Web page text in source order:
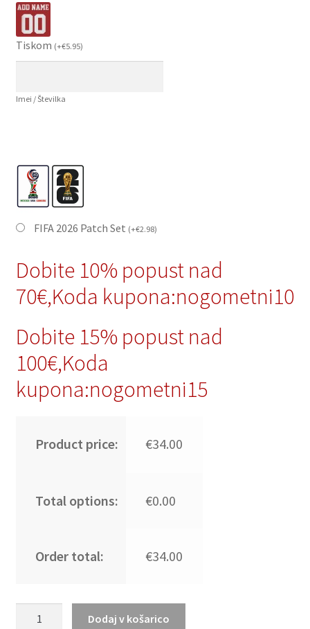
Tiskom (+€5.95)
Imei / Številka
FIFA 2026 Patch Set (+€2.98)
Dobite 10% popust nad
70€,Koda kupona:nogometni10
Dobite 15% popust nad
100€,Koda
kupona:nogometni15
Product price: €34.00
Total options: €0.00
Order total: €34.00
Dodaj v košarico